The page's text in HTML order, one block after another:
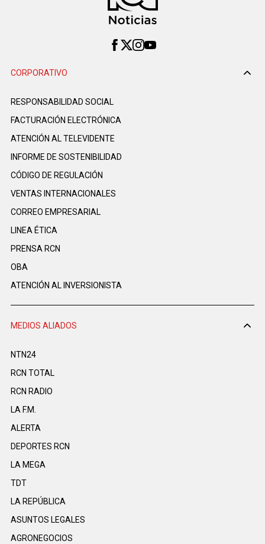
CORPORATIVO
RESPONSABILIDAD SOCIAL
FACTURACIÓN ELECTRÓNICA
ATENCIÓN AL TELEVIDENTE
INFORME DE SOSTENIBILIDAD
CÓDIGO DE REGULACIÓN
VENTAS INTERNACIONALES
CORREO EMPRESARIAL
LINEA ÉTICA
PRENSA RCN
OBA
ATENCIÓN AL INVERSIONISTA
MEDIOS ALIADOS
NTN24
RCN TOTAL
RCN RADIO
LA F.M.
ALERTA
DEPORTES RCN
LA MEGA
TDT
LA REPÚBLICA
ASUNTOS LEGALES
AGRONEGOCIOS